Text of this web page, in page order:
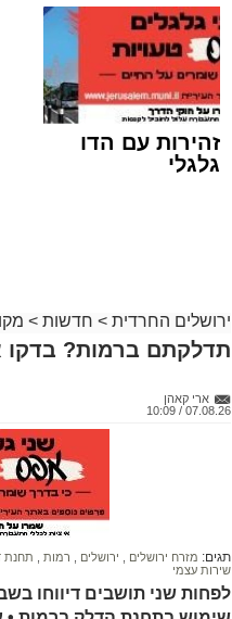
קבוצת זמן אמת
אסון בירושלים: הזמר אבישי
על פי עדי ראיה, הנפטר הוריד
שאינה ברורה הרכב הידרדר ומחץ
כוחות הצלה שהגיעו למקום מצאו
החייאה. במקביל הוא פונה לבית
ההצלה ולדאבון לב המשפחה הוא
הלווייתו תתקיים במוצאי שבת.
זהירות עם הדו
גלגלי
ירושלים החרדית > חדשות >
תדלקתם ברמות? בדקו
ארי קאהן
07.08.26 / 10:09
תגים: מזרח ירושלים ירושלים רמות תחנת
שירות עצמי
לפחות שני תושבים דיווחו